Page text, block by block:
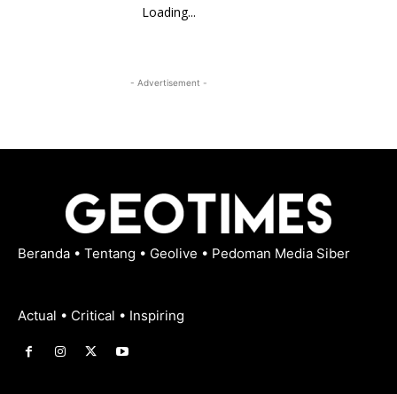
Loading...
- Advertisement -
Beranda • Tentang • Geolive • Pedoman Media Siber
Actual • Critical • Inspiring